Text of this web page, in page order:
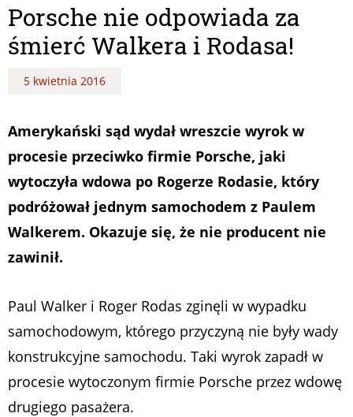
Porsche nie odpowiada za
śmierć Walkera i Rodasa!
5 kwietnia 2016
Amerykański sąd wydał wreszcie wyrok w
procesie przeciwko firmie Porsche, jaki
wytoczyła wdowa po Rogerze Rodasie, który
podróżował jednym samochodem z Paulem
Walkerem. Okazuje się, że nie producent nie
zawinił.
Paul Walker i Roger Rodas zginęli w wypadku
samochodowym, którego przyczyną nie były wady
konstrukcyjne samochodu. Taki wyrok zapadł w
procesie wytoczonym firmie Porsche przez wdowę
drugiego pasażera.